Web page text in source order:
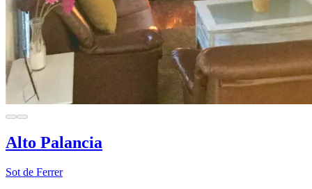
Alto Palancia
Sot de Ferrer